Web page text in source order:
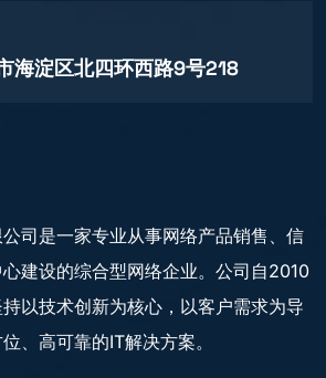
海淀区北四环西路9号218
司是一家专业从事网络产品销售、信
建设的综合型网络企业。公司自2010
以技术创新为核心，以客户需求为导
、高可靠的IT解决方案。